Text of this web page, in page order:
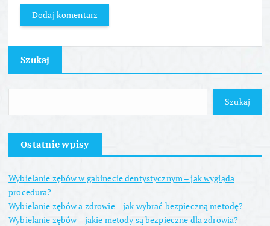
Szukaj
Szukaj
Ostatnie wpisy
Wybielanie zębów w gabinecie dentystycznym – jak wygląda
procedura?
Wybielanie zębów a zdrowie – jak wybrać bezpieczną metodę?
Wybielanie zębów – jakie metody są bezpieczne dla zdrowia?